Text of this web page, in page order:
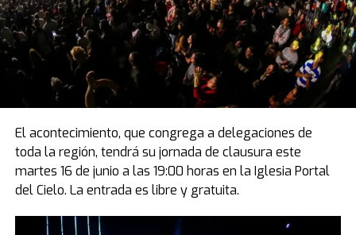
El acontecimiento, que congrega a delegaciones de
toda la región, tendrá su jornada de clausura este
martes 16 de junio a las 19:00 horas en la Iglesia Portal
del Cielo. La entrada es libre y gratuita.